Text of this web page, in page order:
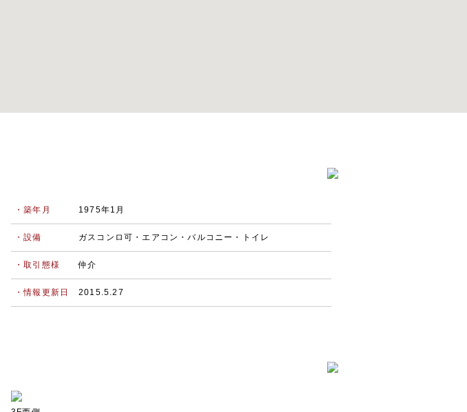
・築年月 1975年1月
・設備 ガスコンロ可・エアコン・バルコニー・トイレ
・取引態様 仲介
・情報更新日 2015.5.27